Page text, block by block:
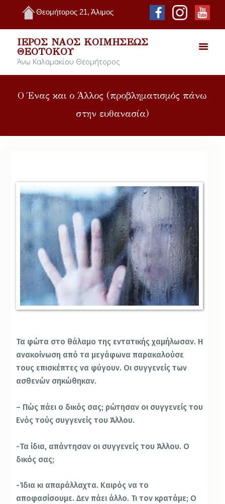
Θεομήτορος 21, Άλιμος
ΙΕΡΌΣ ΝΑΌΣ ΚΟΙΜΉΣΕΩΣ
ΘΕΟΤΌΚΟΥ
Άνω Καλαμακίου Θεομήτορος
Ο Ένας και ο Άλλος (προβληματισμός πάνω
στην ευθανασία)
Τα φώτα στο θάλαμο της εντατικής χαμήλωσαν. Η
ανακοίνωση από τα μεγάφωνα παρακαλούσε
τους επισκέπτες να φύγουν. Οι συγγενείς των
ασθενών σηκώθηκαν.
– Πώς πάει ο δικός σας; ρώτησαν οι συγγενείς του
Ενός τούς συγγενείς του Άλλου.
-Τα ίδια, απάντησαν οι συγγενείς του Άλλου. Ο
δικός σας;
-Ίδια κι απαράλλαχτα. Καιρός να το
αποφασίσουμε. Δεν πάει άλλο. Τι τον κρατάμε; Ο